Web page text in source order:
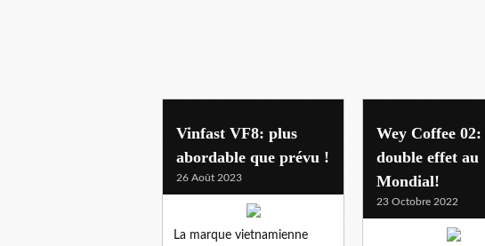
mondial auto
Vinfast VF8: plus
abordable que prévu !
26 Août 2023
La marque vietnamienne
Wey Coffee 02:
double effet au
Mondial!
23 Octobre 2022